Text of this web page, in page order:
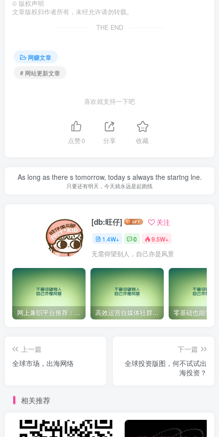
© 版权声明
文章版权归作者所有，未经允许请勿转载。
THE END
网赚文章
# 网站更新文章
喜欢就支持一下吧
点赞0 分享 收藏
As long as there s tomorrow, today s always the startng lne.
只要还有明天，今天就永远是起跑线
[db:旺仔] 关注
1.4W+ 0 9.5W+
无需仰望别人，自己亦是风景
网上兼职平台推荐：国外网赚任务！ 高效运营自媒体社群，让内容更有价值！
上一篇
全球市场，出海网络
下一篇
全球投资版图，何不试试出
海投资？
相关推荐